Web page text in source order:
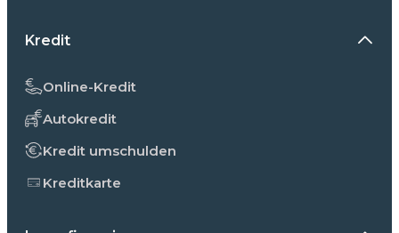
Kredit
Online-Kredit
Autokredit
Kredit umschulden
Kreditkarte